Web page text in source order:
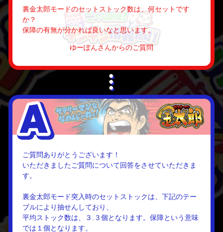
裏金太郎モードのセットストック数は、何セットです
か？
保障の有無が分かれば良いなと思います。
ゆーぽんさんからのご質問
ご質問ありがとうございます！
いただきましたご質問について回答をさせていただきま
す。
裏金太郎モード突入時のセットストックは、下記のテー
ブルにより抽せんしており、
平均ストック数は、３.３個となります。保障という意味
では１個となります。